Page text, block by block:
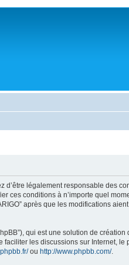
d’être légalement responsable des
ces conditions à n’importe quel
après que les modifications
qui est une solution de
faciliter les discussions sur Internet,
ou http://www.phpbb.com/.